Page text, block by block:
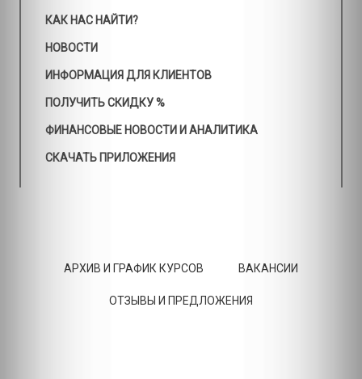
КАК НАС НАЙТИ?
НОВОСТИ
ИНФОРМАЦИЯ ДЛЯ КЛИЕНТОВ
ПОЛУЧИТЬ СКИДКУ %
ФИНАНСОВЫЕ НОВОСТИ И АНАЛИТИКА
СКАЧАТЬ ПРИЛОЖЕНИЯ
АРХИВ И ГРАФИК КУРСОВ ВАКАНСИИ
ОТЗЫВЫ И ПРЕДЛОЖЕНИЯ